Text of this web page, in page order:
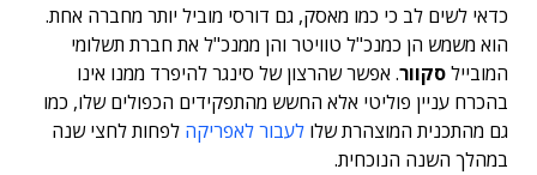
כדאי לשים לב כי כמו מאסק, גם דורסי מוביל יותר מחברה אחת.
הוא משמש הן כמנכ"ל טוויטר והן ממנכ"ל את חברת תשלומי
המוביילסקוור. אפשר שהרצון של סינגר להיפרד ממנו אינו
בהכרח עניין פוליטי אלא החשש מהתפקידים הכפולים שלו, כמו
גם מהתכנית המוצהרת שלו לעבור לאפריקה לפחות לחצי שנה
במהלך השנה הנוכחית.